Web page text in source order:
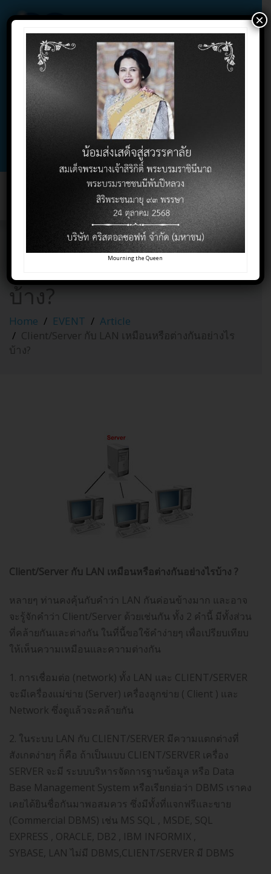
02-732-1900 , 02-732-1800 , 086-325-9004
Contact Click Support Click
Toggle
Client/Server กับ LAN
เหมือนหรือต่างกันอย่างไร
บ้าง?
Home EVENT
Article
Client/Server กับ LAN เหมือนหรือต่างกันอย่างไร
บ้าง?
Client/Server กับ LAN เหมือนหรือต่างกันอย่างไรบ้าง ?
หลายๆ ท่านคงคุ้นกับคำว่า LAN กันค่อนข้างมาก และอาจ
จะรู้จักคำว่า Client/Server ด้วยเช่นกัน ทั้ง 2 คำนี้ มีทั้งส่วน
ที่คล้ายกันและต่างกัน ในที่นี้ขอใช้คำง่ายๆ เพื่อเปรียบเทียบ
ให้เห็นความเหมือนและความต่างกัน
1. การเชื่อมต่อ (network) ทั้ง LAN และ CLIENT/SERVER
จะมีเครื่องแม่ข่าย (Server) เครื่องลูกข่าย ( Client ) และ
Network ซึ่งดูแล้วจะคล้ายกัน
2. ในระบบ LAN กับ CLIENT/SERVER มีความแตกต่างที่
สังเกตง่ายๆ ก็คือ ถ้าเป็นแบบ CLIENT/SERVER เครื่อง
SERVER จะมี ระบบบริหารจัดการฐานข้อมูล หรือ Data
Base Management System หรือเรียกย่อว่า DBMS เราคง
เคยได้ยินชื่อกันมาพอสมควร ซึ่งมีทั้งที่แจกฟรีและขาย
(Commercial DBMS) เช่น MS SQL , MSDE, SQL
EXPRESS , ORACLE, DB2 , IBM INFORMIX ,
SYBASE, LAN ไม่มี DBMS,CLIENT/SERVER มี DBMS
Mourning the Queen
×